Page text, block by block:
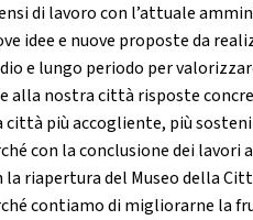
di lavoro con l’attuale
idee e nuove proposte da
e lungo periodo per
alla nostra città risposte
città più accogliente, più
con la conclusione dei lavori
la riapertura del Museo della
contiamo di migliorarne la